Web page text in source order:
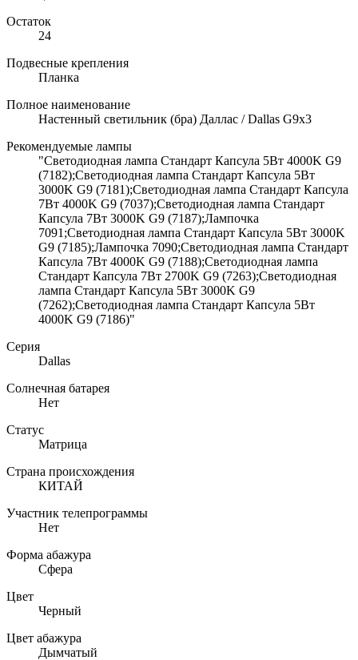
Остаток
24
Подвесные крепления
Планка
Полное наименование
Настенный светильник (бра) Даллас / Dallas G9х3
Рекомендуемые лампы
"Светодиодная лампа Стандарт Капсула 5Вт 4000K G9
(7182);Светодиодная лампа Стандарт Капсула 5Вт
3000K G9 (7181);Светодиодная лампа Стандарт Капсула
7Вт 4000K G9 (7037);Светодиодная лампа Стандарт
Капсула 7Вт 3000K G9 (7187);Лампочка
7091;Светодиодная лампа Стандарт Капсула 5Вт 3000K
G9 (7185);Лампочка 7090;Светодиодная лампа Стандарт
Капсула 7Вт 4000K G9 (7188);Светодиодная лампа
Стандарт Капсула 7Вт 2700K G9 (7263);Светодиодная
лампа Стандарт Капсула 5Вт 3000K G9
(7262);Светодиодная лампа Стандарт Капсула 5Вт
4000K G9 (7186)"
Серия
Dallas
Солнечная батарея
Нет
Статус
Матрица
Страна происхождения
КИТАЙ
Участник телепрограммы
Нет
Форма абажура
Сфера
Цвет
Черный
Цвет абажура
Дымчатый